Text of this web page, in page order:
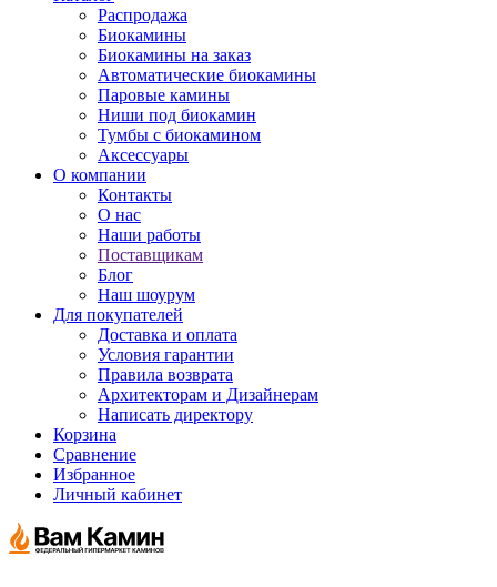
Распродажа
Биокамины
Биокамины на заказ
Автоматические биокамины
Паровые камины
Ниши под биокамин
Тумбы с биокамином
Аксессуары
О компании
Контакты
О нас
Наши работы
Поставщикам
Блог
Наш шоурум
Для покупателей
Доставка и оплата
Условия гарантии
Правила возврата
Архитекторам и Дизайнерам
Написать директору
Корзина
Сравнение
Избранное
Личный кабинет